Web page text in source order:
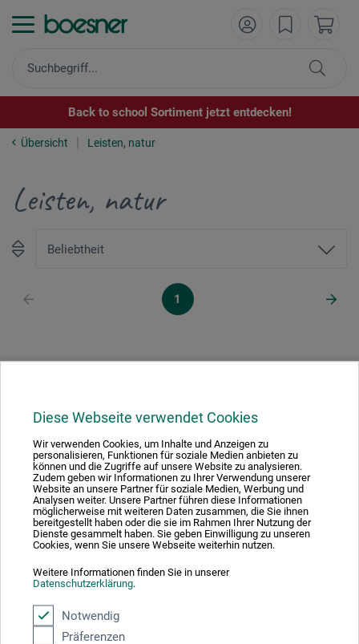
Diese Webseite verwendet Cookies
Wir verwenden Cookies, um Inhalte und Anzeigen zu
personalisieren, Funktionen für soziale Medien anbieten zu
können und die Zugriffe auf unsere Website zu analysieren.
Zudem geben wir Informationen zu Ihrer Verwendung unserer
Website an unsere Partner für soziale Medien, Werbung und
Analysen weiter. Unsere Partner führen diese Informationen
möglicherweise mit weiteren Daten zusammen, die Sie ihnen
bereitgestellt haben oder die sie im Rahmen Ihrer Nutzung der
Dienste gesammelt haben. Sie geben Einwilligung zu unseren
Cookies, wenn Sie unsere Webseite weiterhin nutzen.
Weitere Informationen finden Sie in unserer
Datenschutzerklärung.
Notwendig
Präferenzen
Back to school Sortiment jetzt entdecken!
Übersicht Leisten, natur
Leisten, natur
1
Wir versenden mit
Weitere Informationen zu unserenVersand- und
Zahlungsbedingungen
Zahlungsarten im Onlineshop